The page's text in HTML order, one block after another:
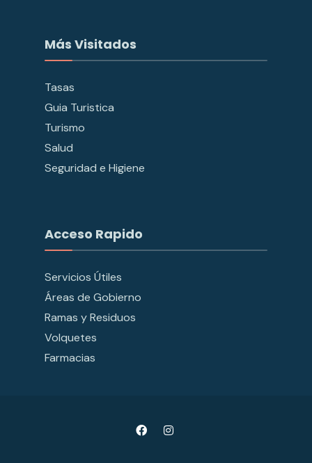
Más Visitados
Tasas
Guia Turistica
Turismo
Salud
Seguridad e Higiene
Acceso Rapido
Servicios Útiles
Áreas de Gobierno
Ramas y Residuos
Volquetes
Farmacias